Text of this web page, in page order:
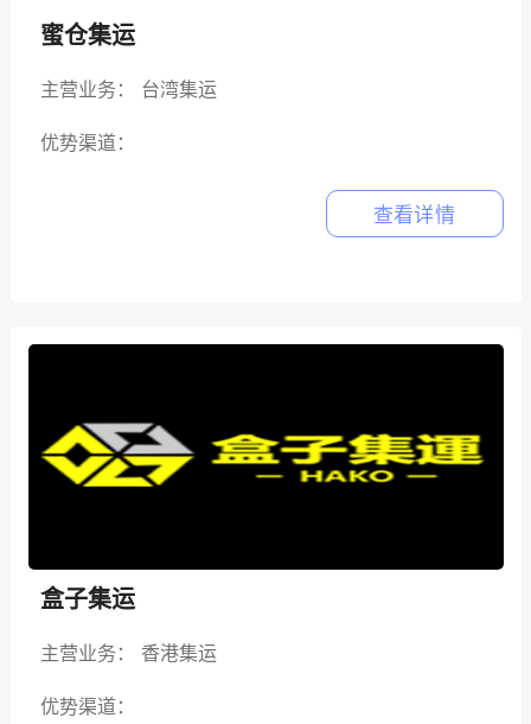
蜜仓集运
主营业务： 台湾集运
优势渠道：
查看详情
盒子集运
主营业务： 香港集运
优势渠道：